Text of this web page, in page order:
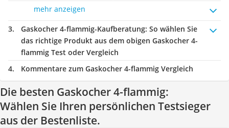
mehr anzeigen
Gaskocher 4-flammig-Kaufberatung: So wählen Sie
das richtige Produkt aus dem obigen Gaskocher 4-
flammig Test oder Vergleich
Kommentare zum Gaskocher 4-flammig Vergleich
Die besten Gaskocher 4-flammig:
Wählen Sie Ihren persönlichen Testsieger
aus der Bestenliste.